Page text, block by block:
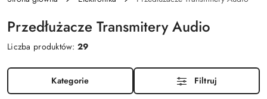
Przedłużacze Transmitery Audio
Liczba produktów:29
Kategorie Filtruj